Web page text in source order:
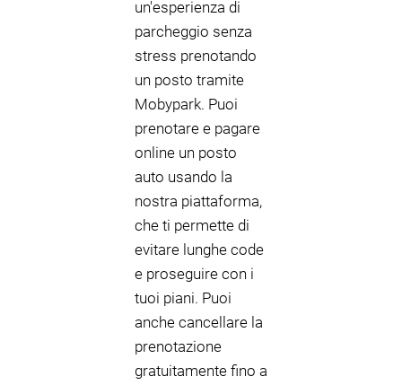
un'esperienza di
parcheggio senza
stress prenotando
un posto tramite
Mobypark. Puoi
prenotare e pagare
online un posto
auto usando la
nostra piattaforma,
che ti permette di
evitare lunghe code
e proseguire con i
tuoi piani. Puoi
anche cancellare la
prenotazione
gratuitamente fino a